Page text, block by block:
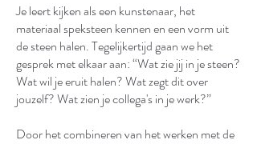
Je leert kijken als een kunstenaar, het
materiaal speksteen kennen en een vorm uit
de steen halen. Tegelijkertijd gaan we het
gesprek met elkaar aan: “Wat zie jij in je steen?
Wat wil je eruit halen? Wat zegt dit over
jouzelf? Wat zien je collega's in je werk?”
Door het combineren van het werken met de